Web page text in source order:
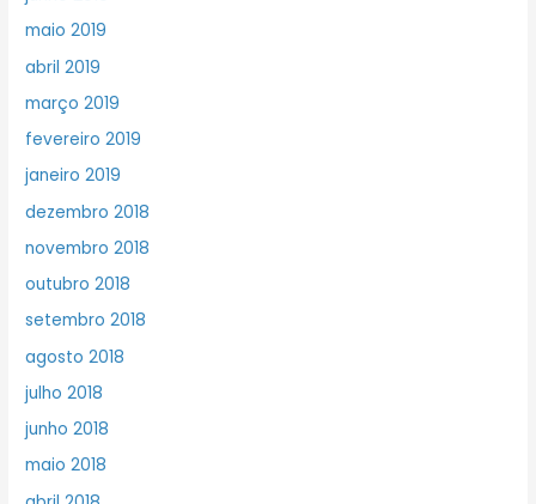
maio 2019
abril 2019
março 2019
fevereiro 2019
janeiro 2019
dezembro 2018
novembro 2018
outubro 2018
setembro 2018
agosto 2018
julho 2018
junho 2018
maio 2018